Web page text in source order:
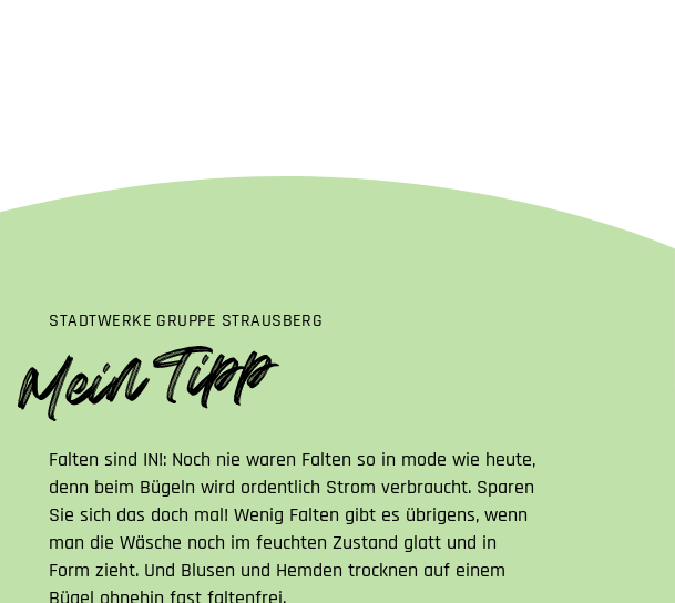
STADTWERKE GRUPPE STRAUSBERG
Falten sind IN!: Noch nie waren Falten so in mode wie heute,
denn beim Bügeln wird ordentlich Strom verbraucht. Sparen
Sie sich das doch mal! Wenig Falten gibt es übrigens, wenn
man die Wäsche noch im feuchten Zustand glatt und in
Form zieht. Und Blusen und Hemden trocknen auf einem